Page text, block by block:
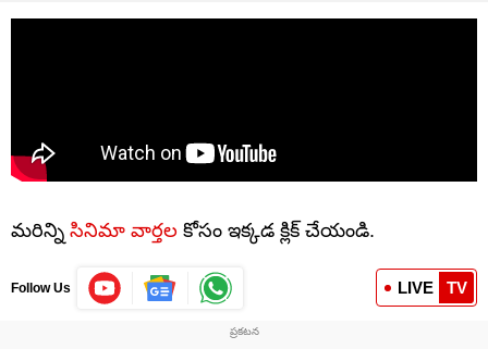
మరిన్ని సినిమా వార్తల కోసం ఇక్కడ క్లిక్ చేయండి.
Follow Us LIVE TV